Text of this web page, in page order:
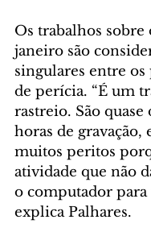
Os trabalhos sobre
janeiro são
singulares entre
de perícia. “É um
rastreio. São quase
horas de gravação,
muitos peritos
atividade que não
o computador para
explica Palhares.